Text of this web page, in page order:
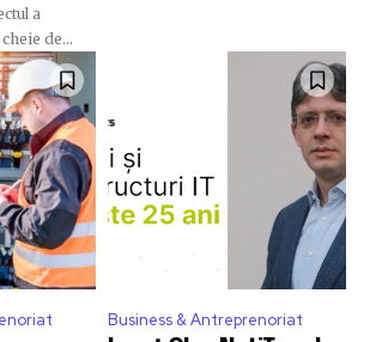
the
32,214
Cititori
11,243
de...
Business & Antreprenoriat